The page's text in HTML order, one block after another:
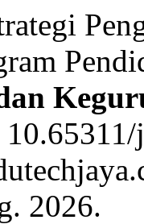
2026.